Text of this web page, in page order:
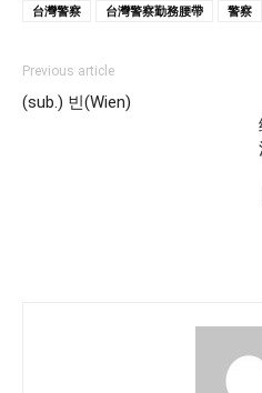
台灣警察
台灣警察勤務腰帶 警察
Previous article
(sub.) 빈(Wien)